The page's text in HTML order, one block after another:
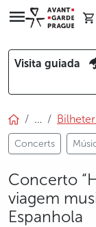
Visita guiada
…
Concerts
Concerto
viagem
Espanhola